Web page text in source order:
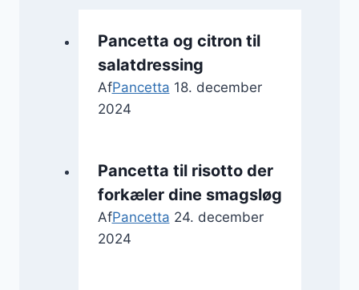
Pancetta og citron til
salatdressing
AfPancetta 18. december
2024
Pancetta til risotto der
forkæler dine smagsløg
AfPancetta 24. december
2024